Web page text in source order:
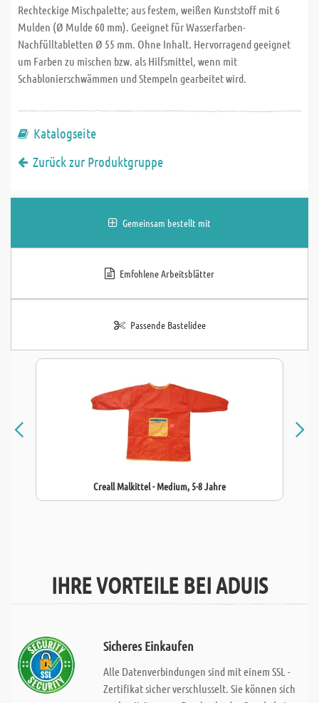
Rechteckige Mischpalette; aus festem, weißen Kunststoff mit 6
Mulden (Ø Mulde 60 mm). Geeignet für Wasserfarben-
Nachfülltabletten Ø 55 mm. Ohne Inhalt. Hervorragend geeignet
um Farben zu mischen bzw. als Hilfsmittel, wenn mit
Schablonierschwämmen und Stempeln gearbeitet wird.
Katalogseite
Zurück zur Produktgruppe
Gemeinsam bestellt mit
Emfohlene Arbeitsblätter
Passende Bastelidee
Creall Malkittel - Medium, 5-8 Jahre
IHRE VORTEILE BEI ADUIS
Sicheres Einkaufen
Alle Datenverbindungen sind mit einem SSL -
Zertifikat sicher verschlusselt. Sie können sich